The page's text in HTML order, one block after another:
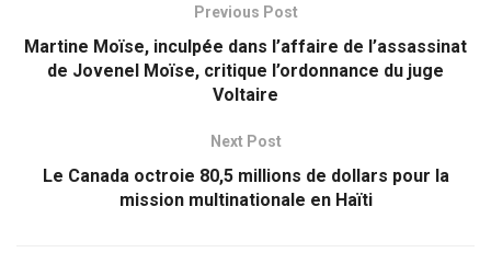
Previous Post
Martine Moïse, inculpée dans l’affaire de l’assassinat
de Jovenel Moïse, critique l’ordonnance du juge
Voltaire
Next Post
Le Canada octroie 80,5 millions de dollars pour la
mission multinationale en Haïti